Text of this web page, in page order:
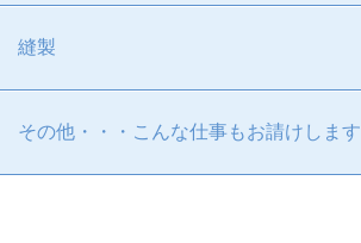
縫製
その他・・・こんな仕事もお請けします